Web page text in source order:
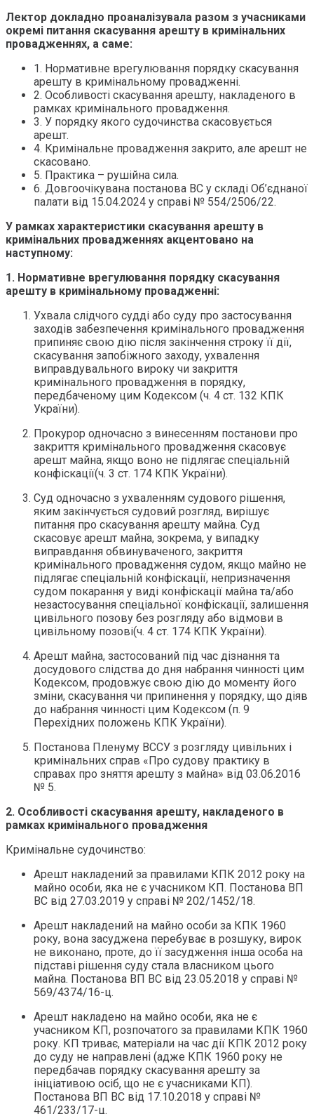
Лектор докладно проаналізувала разом з учасниками
окремі питання скасування арешту в кримінальних
провадженнях, а саме:
1. Нормативне врегулювання порядку скасування
арешту в кримінальному провадженні.
2. Особливості скасування арешту, накладеного в
рамках кримінального провадження.
3. У порядку якого судочинства скасовується
арешт.
4. Кримінальне провадження закрито, але арешт не
скасовано.
5. Практика – рушійна сила.
6. Довгоочікувана постанова ВС у складі Об’єднаної
палати від 15.04.2024 у справі № 554/2506/22.
У рамках характеристики скасування арешту в
кримінальних провадженнях акцентовано на
наступному:
1. Нормативне врегулювання порядку скасування
арешту в кримінальному провадженні:
Ухвала слідчого судді або суду про застосування
заходів забезпечення кримінального провадження
припиняє свою дію після закінчення строку її дії,
скасування запобіжного заходу, ухвалення
виправдувального вироку чи закриття
кримінального провадження в порядку,
передбаченому цим Кодексом (ч. 4 ст. 132 КПК
України).
Прокурор одночасно з винесенням постанови про
закриття кримінального провадження скасовує
арешт майна, якщо воно не підлягає спеціальній
конфіскації(ч. 3 ст. 174 КПК України).
Суд одночасно з ухваленням судового рішення,
яким закінчується судовий розгляд, вирішує
питання про скасування арешту майна. Суд
скасовує арешт майна, зокрема, у випадку
виправдання обвинуваченого, закриття
кримінального провадження судом, якщо майно не
підлягає спеціальній конфіскації, непризначення
судом покарання у виді конфіскації майна та/або
незастосування спеціальної конфіскації, залишення
цивільного позову без розгляду або відмови в
цивільному позові(ч. 4 ст. 174 КПК України).
Арешт майна, застосований під час дізнання та
досудового слідства до дня набрання чинності цим
Кодексом, продовжує свою дію до моменту його
зміни, скасування чи припинення у порядку, що діяв
до набрання чинності цим Кодексом (п. 9
Перехідних положень КПК України).
Постанова Пленуму ВССУ з розгляду цивільних і
кримінальних справ «Про судову практику в
справах про зняття арешту з майна» від 03.06.2016
№ 5.
2. Особливості скасування арешту, накладеного в
рамках кримінального провадження
Кримінальне судочинство:
Арешт накладений за правилами КПК 2012 року на
майно особи, яка не є учасником КП. Постанова ВП
ВС від 27.03.2019 у справі № 202/1452/18.
Арешт накладений на майно особи за КПК 1960
року, вона засуджена перебуває в розшуку, вирок
не виконано, проте, до її засудження інша особа на
підставі рішення суду стала власником цього
майна. Постанова ВП ВС від 23.05.2018 у справі №
569/4374/16-ц.
Арешт накладено на майно особи, яка не є
учасником КП, розпочатого за правилами КПК 1960
року. КП триває, матеріали на час дії КПК 2012 року
до суду не направлені (адже КПК 1960 року не
передбачав порядку скасування арешту за
ініціативою осіб, що не є учасниками КП).
Постанова ВП ВС від 17.10.2018 у справі №
461/233/17-ц.